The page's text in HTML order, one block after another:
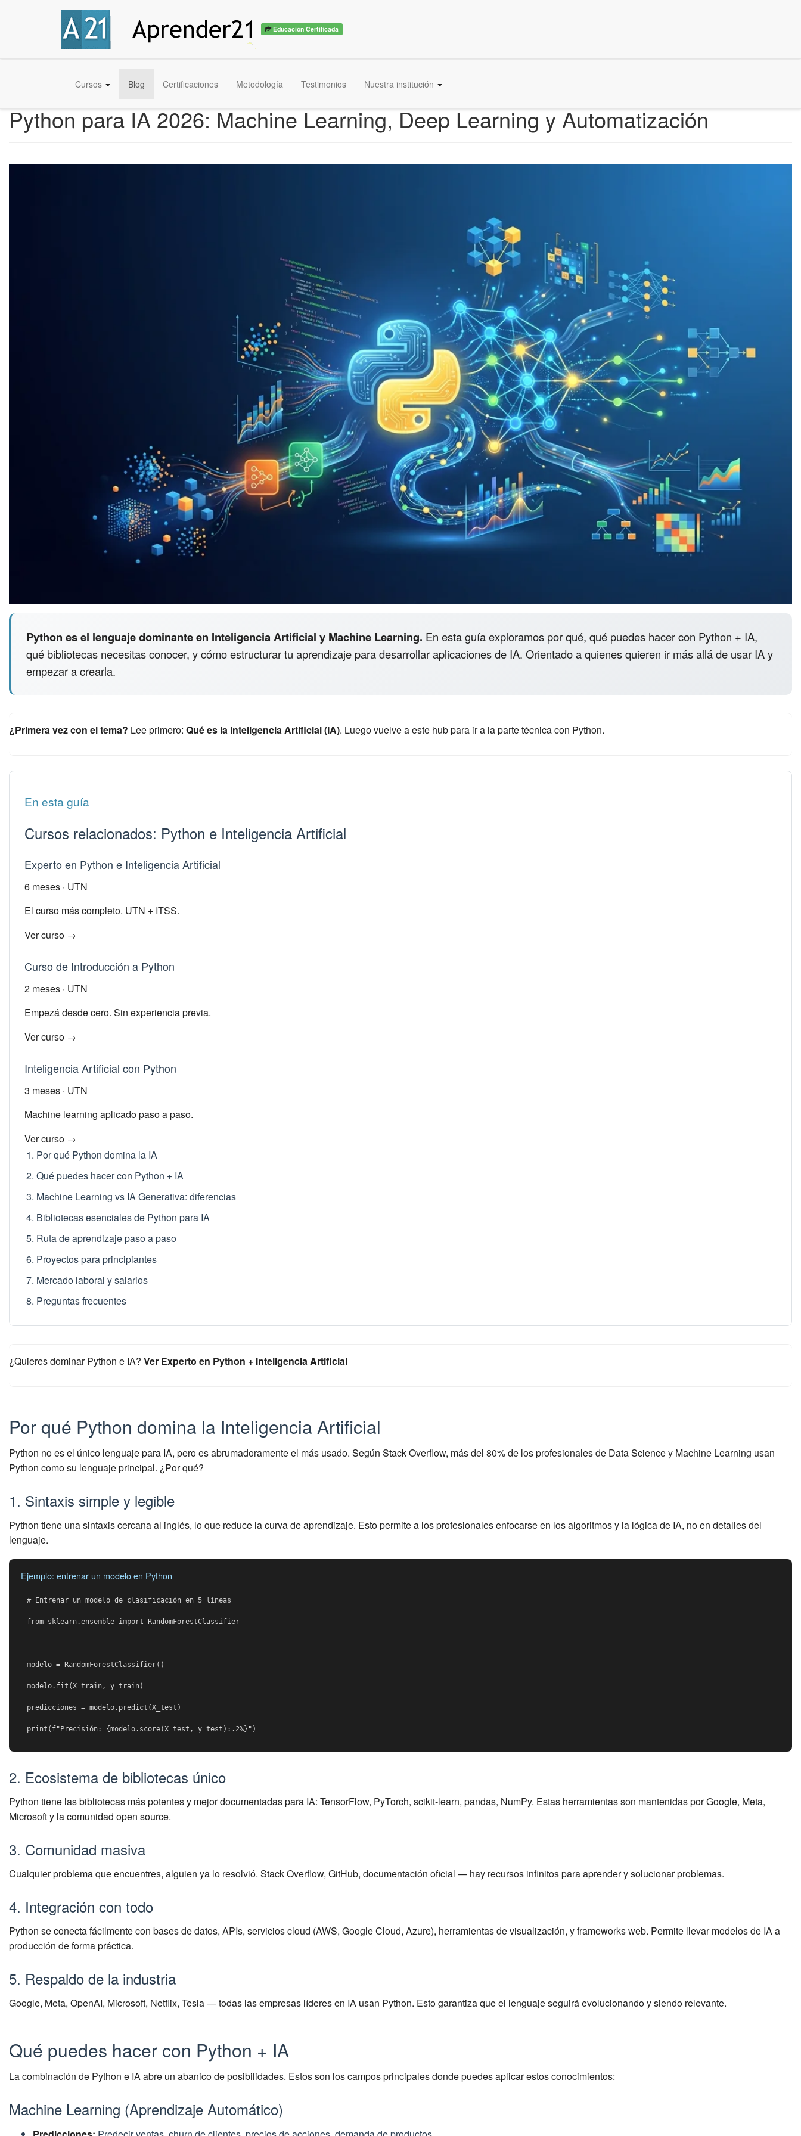
Educación Certificada
Cursos Blog Certificaciones Metodología Testimonios Nuestra institución
Python para IA 2026: Machine Learning, Deep Learning y Automatización
Python es el lenguaje dominante en Inteligencia Artificial y Machine Learning. En esta guía exploramos por qué, qué puedes hacer con Python + IA,
qué bibliotecas necesitas conocer, y cómo estructurar tu aprendizaje para desarrollar aplicaciones de IA. Orientado a quienes quieren ir más allá de usar IA y
empezar a crearla.
¿Primera vez con el tema? Lee primero: Qué es la Inteligencia Artificial (IA). Luego vuelve a este hub para ir a la parte técnica con Python.
En esta guía
Cursos relacionados: Python e Inteligencia Artificial
Experto en Python e Inteligencia Artificial
6 meses · UTN
El curso más completo. UTN + ITSS.
Ver curso →
Curso de Introducción a Python
2 meses · UTN
Empezá desde cero. Sin experiencia previa.
Ver curso →
Inteligencia Artificial con Python
3 meses · UTN
Machine learning aplicado paso a paso.
Ver curso →
Por qué Python domina la IA
Qué puedes hacer con Python + IA
Machine Learning vs IA Generativa: diferencias
Bibliotecas esenciales de Python para IA
Ruta de aprendizaje paso a paso
Proyectos para principiantes
Mercado laboral y salarios
Preguntas frecuentes
¿Quieres dominar Python e IA? Ver Experto en Python + Inteligencia Artificial
Por qué Python domina la Inteligencia Artificial
Python no es el único lenguaje para IA, pero es abrumadoramente el más usado. Según Stack Overflow, más del 80% de los profesionales de Data Science y Machine Learning usan
Python como su lenguaje principal. ¿Por qué?
1. Sintaxis simple y legible
Python tiene una sintaxis cercana al inglés, lo que reduce la curva de aprendizaje. Esto permite a los profesionales enfocarse en los algoritmos y la lógica de IA, no en detalles del
lenguaje.
Ejemplo: entrenar un modelo en Python
# Entrenar un modelo de clasificación en 5 líneas
from sklearn.ensemble import RandomForestClassifier
modelo = RandomForestClassifier()
modelo.fit(X_train, y_train)
predicciones = modelo.predict(X_test)
print(f"Precisión: {modelo.score(X_test, y_test):.2%}")
2. Ecosistema de bibliotecas único
Python tiene las bibliotecas más potentes y mejor documentadas para IA: TensorFlow, PyTorch, scikit-learn, pandas, NumPy. Estas herramientas son mantenidas por Google, Meta,
Microsoft y la comunidad open source.
3. Comunidad masiva
Cualquier problema que encuentres, alguien ya lo resolvió. Stack Overflow, GitHub, documentación oficial — hay recursos infinitos para aprender y solucionar problemas.
4. Integración con todo
Python se conecta fácilmente con bases de datos, APIs, servicios cloud (AWS, Google Cloud, Azure), herramientas de visualización, y frameworks web. Permite llevar modelos de IA a
producción de forma práctica.
5. Respaldo de la industria
Google, Meta, OpenAI, Microsoft, Netflix, Tesla — todas las empresas líderes en IA usan Python. Esto garantiza que el lenguaje seguirá evolucionando y siendo relevante.
Qué puedes hacer con Python + IA
La combinación de Python e IA abre un abanico de posibilidades. Estos son los campos principales donde puedes aplicar estos conocimientos:
Machine Learning (Aprendizaje Automático)